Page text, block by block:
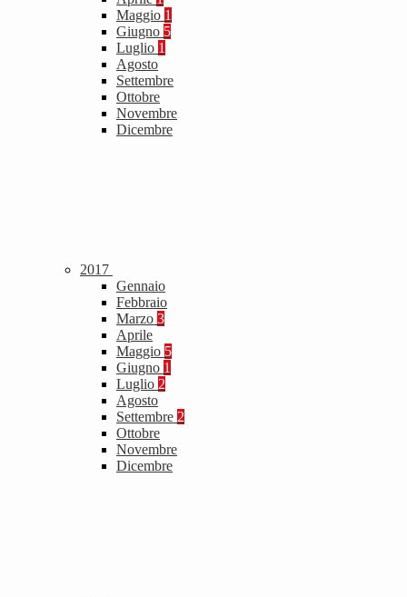
Maggio 1
Giugno 5
Luglio 1
Agosto
Settembre
Ottobre
Novembre
Dicembre
2017
Gennaio
Febbraio
Marzo 3
Aprile
Maggio 5
Giugno 1
Luglio 2
Agosto
Settembre 2
Ottobre
Novembre
Dicembre